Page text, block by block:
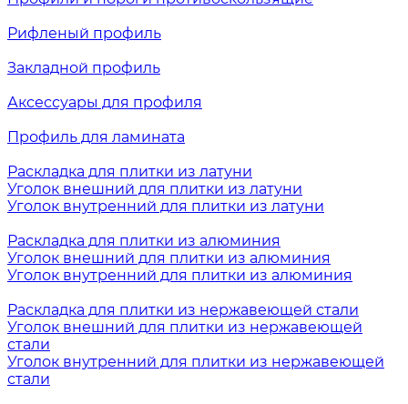
Рифленый профиль
Закладной профиль
Аксессуары для профиля
Профиль для ламината
Раскладка для плитки из латуни
Уголок внешний для плитки из латуни
Уголок внутренний для плитки из латуни
Раскладка для плитки из алюминия
Уголок внешний для плитки из алюминия
Уголок внутренний для плитки из алюминия
Раскладка для плитки из нержавеющей стали
Уголок внешний для плитки из нержавеющей
стали
Уголок внутренний для плитки из нержавеющей
стали